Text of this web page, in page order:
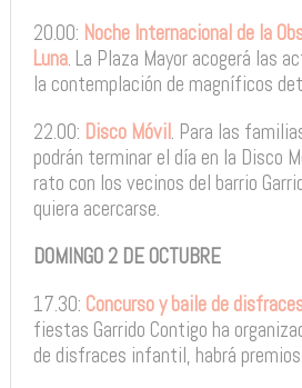
20.00: Noche Internacional de la
Luna. La Plaza Mayor acogerá las
la contemplación de magníficos
22.00: Disco Móvil. Para las
podrán terminar el día en la Disco
rato con los vecinos del barrio
quiera acercarse.
DOMINGO 2 DE OCTUBRE
17.30: Concurso y baile de
fiestas Garrido Contigo ha
de disfraces infantil, habrá premios.